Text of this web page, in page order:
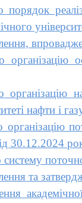
нафти і
30.12.2024
поточного
та
академічної